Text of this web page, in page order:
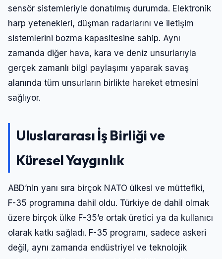
sensör sistemleriyle donatılmış durumda. Elektronik
harp yetenekleri, düşman radarlarını ve iletişim
sistemlerini bozma kapasitesine sahip. Aynı
zamanda diğer hava, kara ve deniz unsurlarıyla
gerçek zamanlı bilgi paylaşımı yaparak savaş
alanında tüm unsurların birlikte hareket etmesini
sağlıyor.
Uluslararası İş Birliği ve
Küresel Yaygınlık
ABD’nin yanı sıra birçok NATO ülkesi ve müttefiki,
F-35 programına dahil oldu. Türkiye de dahil olmak
üzere birçok ülke F-35’e ortak üretici ya da kullanıcı
olarak katkı sağladı. F-35 programı, sadece askeri
değil, aynı zamanda endüstriyel ve teknolojik